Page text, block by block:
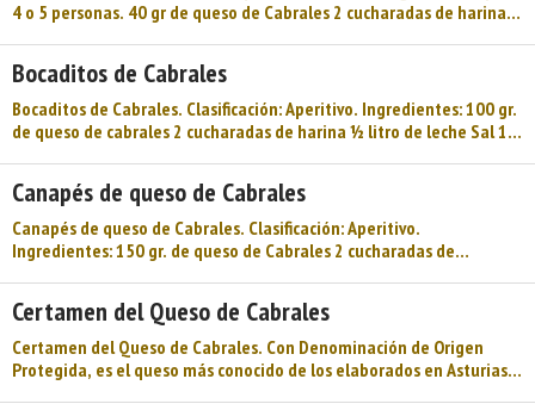
deja cocer du ...
4 o 5 personas. 40 gr de queso de Cabrales 2 cucharadas de harina
gr. de queso de Cabrales. Aparte, se mezclan 2 cucharadas de harina
con 40 gr. de mantequilla, se agrega el queso, se mezcla muy bien y
poco a poco se añade el jugo del as ...
Bocaditos de Cabrales
Bocaditos de Cabrales. Clasificación: Aperitivo. Ingredientes: 100 gr.
de queso de cabrales 2 cucharadas de harina ½ litro de leche Sal 1
la sal. A continuación se derrite la mantequilla en un cazo, se añade
el batido sin parar de remover, se cocina al fuego hasta que hierva
por espacio de 10 ...
Canapés de queso de Cabrales
Canapés de queso de Cabrales. Clasificación: Aperitivo.
Ingredientes: 150 gr. de queso de Cabrales 2 cucharadas de
bate el queso en una batidora con la leche y la mantequilla. Se
corta el pan de molde en forma redonda con un cortapastas o un
vaso pequeño, se tuesta en el gratinador del horno o en u ...
Certamen del Queso de Cabrales
Certamen del Queso de Cabrales. Con Denominación de Origen
Protegida, es el queso más conocido de los elaborados en Asturias,